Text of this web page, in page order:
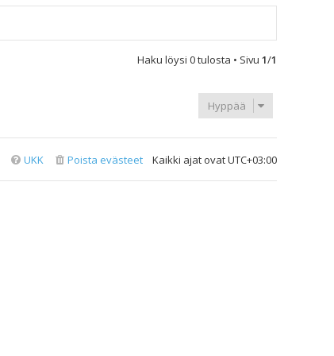
Haku löysi 0 tulosta • Sivu 1/1
Hyppää
Kaikki ajat ovatUTC+03:00
Poista evästeet
UKK